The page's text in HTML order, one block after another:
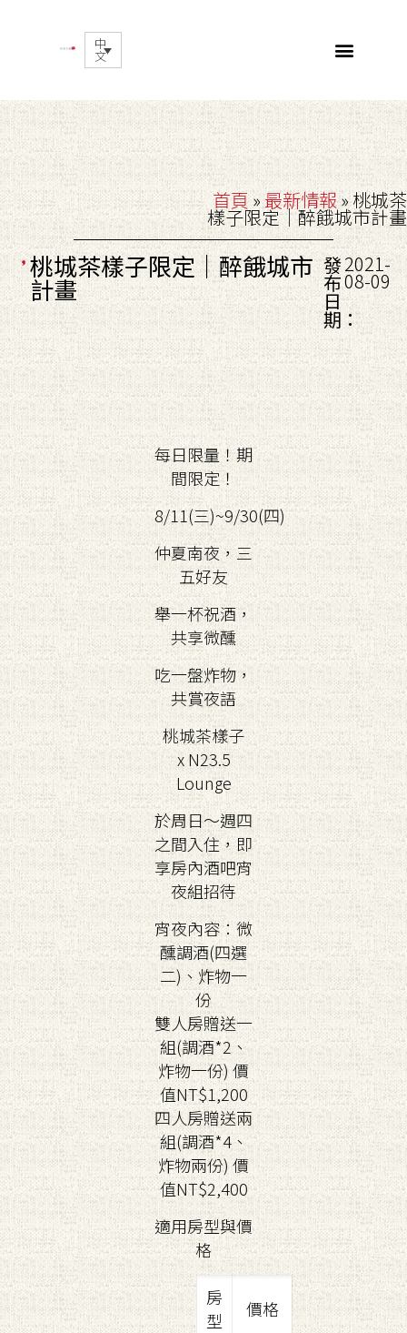
中
文
首頁»最新情報»桃城茶
樣子限定｜醉餓城市計畫
桃城茶樣子限定｜醉餓城市
計畫
發
布
日
期：
2021-
08-09
每日限量！期
間限定！
8/11(三)~9/30(四)
仲夏南夜，三
五好友
舉一杯祝酒，
共享微醺
吃一盤炸物，
共賞夜語
桃城茶樣子
x N23.5
Lounge
於周日～週四
之間入住，即
享房內酒吧宵
夜組招待
宵夜內容：微
醺調酒(四選
二)、炸物一
份
雙人房贈送一
組(調酒*2、
炸物一份) 價
值NT$1,200
四人房贈送兩
組(調酒*4、
炸物兩份) 價
值NT$2,400
適用房型與價
格
房
型
價格